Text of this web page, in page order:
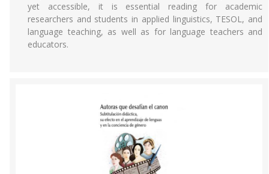
yet accessible, it is essential reading for academic
researchers and students in applied linguistics, TESOL, and
language teaching, as well as for language teachers and
educators.